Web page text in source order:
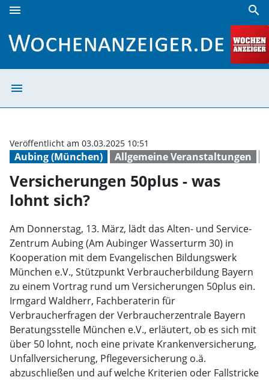
menu search
menu
Aubing (München) Allgemeine Veranstaltungen
Veröffentlicht am 03.03.2025 10:51
Versicherungen 50plus - was
lohnt sich?
Am Donnerstag, 13. März, lädt das Alten- und Service-
Zentrum Aubing (Am Aubinger Wasserturm 30) in
Kooperation mit dem Evangelischen Bildungswerk
München e.V., Stützpunkt Verbraucherbildung Bayern
zu einem Vortrag rund um Versicherungen 50plus ein.
Irmgard Waldherr, Fachberaterin für
Verbraucherfragen der Verbraucherzentrale Bayern
Beratungsstelle München e.V., erläutert, ob es sich mit
über 50 lohnt, noch eine private Krankenversicherung,
Unfallversicherung, Pflegeversicherung o.ä.
abzuschließen und auf welche Kriterien oder Fallstricke